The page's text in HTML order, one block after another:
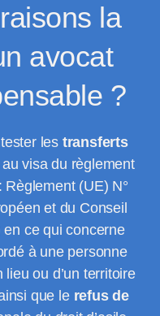
la
avocat
?
les transferts
au visa du règlement
(UE) N°
et du Conseil
en ce qui concerne
à une personne
lieu ou d’un territoire
que le refus de